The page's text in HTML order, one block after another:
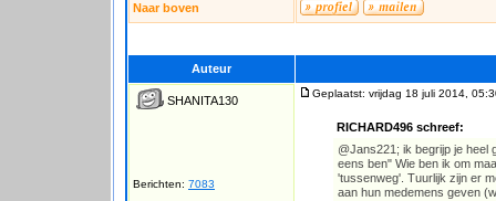
Naar boven
Auteur
SHANITA130
Berichten: 7083
Geplaatst: vrijdag 18 juli 2014,
RICHARD496 schreef:
@Jans221; ik begrijp je heel
eens ben" Wie ben ik om
'tussenweg'. Tuurlijk zijn er
aan hun medemens geven